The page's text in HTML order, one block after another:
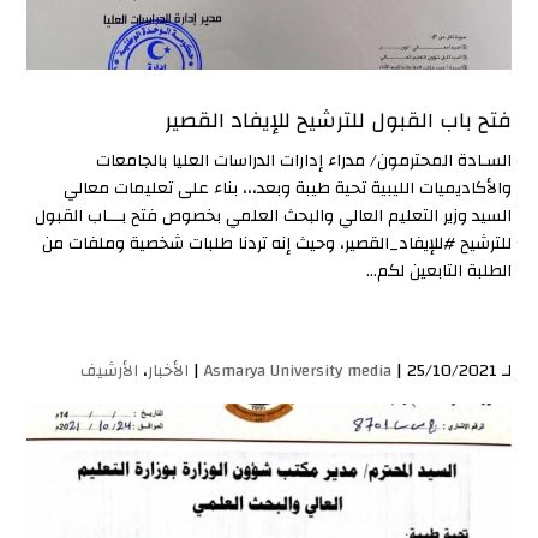
فتح باب القبول للترشيح للإيفاد القصير
السـادة المحترمون/ مدراء إدارات الدراسات العليا بالجامعات
والأكاديميات الليبية تحية طيبة وبعد،،، بناء على تعليمات معالي
السيد وزير التعليم العالي والبحث العلمي بخصوص فتح بـــاب القبول
للترشيح #للإيفاد_القصير، وحيث إنه تردنا طلبات شخصية وملفات من
الطلبة التابعين لكم...
لـ Asmarya University media | 25/10/2021 | الأخبار، الأرشيف